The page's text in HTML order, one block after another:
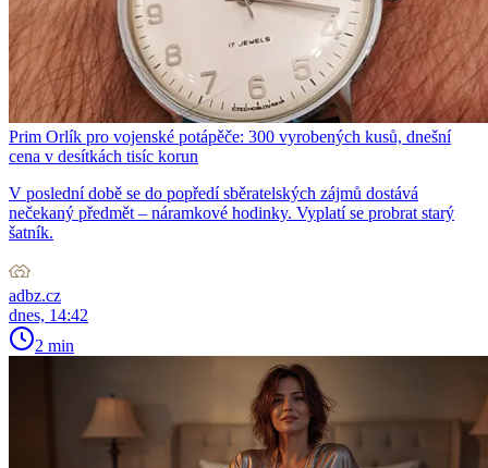
Prim Orlík pro vojenské potápěče: 300 vyrobených kusů, dnešní
cena v desítkách tisíc korun
V poslední době se do popředí sběratelských zájmů dostává
nečekaný předmět – náramkové hodinky. Vyplatí se probrat starý
šatník.
adbz.cz
dnes, 14:42
2 min